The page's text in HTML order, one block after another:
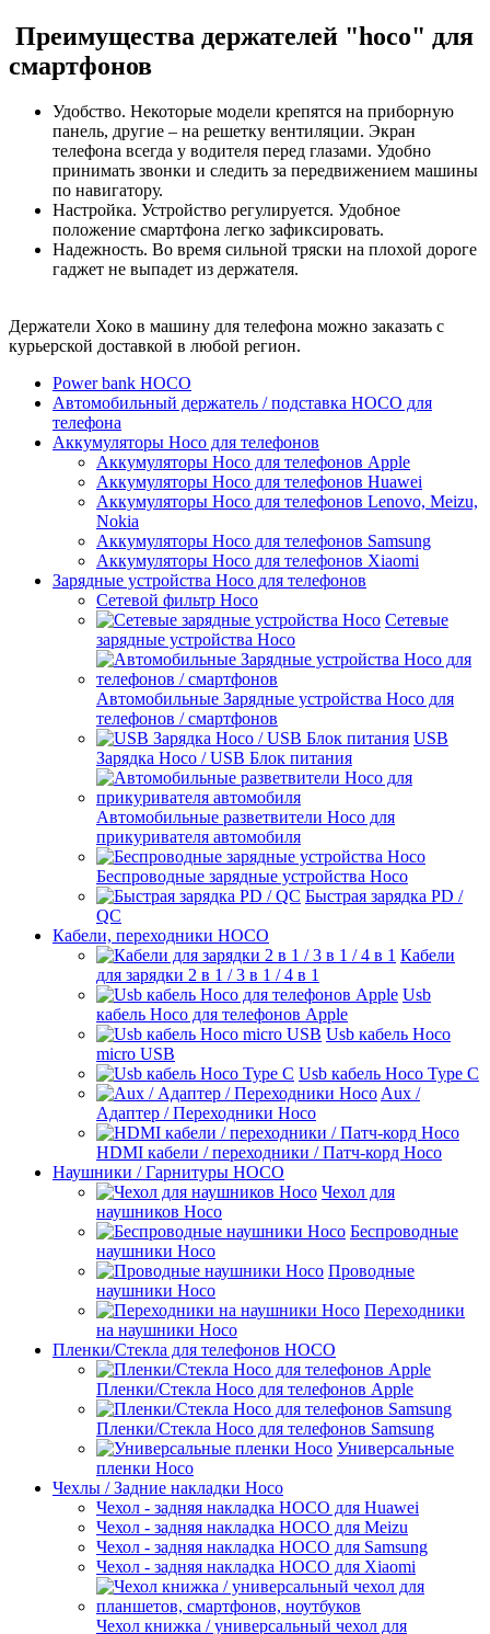
Преимущества держателей "hoco" для
смартфонов
Удобство. Некоторые модели крепятся на приборную
панель, другие – на решетку вентиляции. Экран
телефона всегда у водителя перед глазами. Удобно
принимать звонки и следить за передвижением машины
по навигатору.
Настройка. Устройство регулируется. Удобное
положение смартфона легко зафиксировать.
Надежность. Во время сильной тряски на плохой дороге
гаджет не выпадет из держателя.
Держатели Хоко в машину для телефона можно заказать с
курьерской доставкой в любой регион.
Power bank HOCO
Автомобильный держатель / подставка HOCO для
телефона
Аккумуляторы Hoco для телефонов
Аккумуляторы Hoco для телефонов Apple
Аккумуляторы Hoco для телефонов Huawei
Аккумуляторы Hoco для телефонов Lenovo, Meizu,
Nokia
Аккумуляторы Hoco для телефонов Samsung
Аккумуляторы Hoco для телефонов Xiaomi
Зарядные устройства Hoco для телефонов
Сетевой фильтр Hoco
Сетевые
зарядные устройства Hoco
Автомобильные Зарядные устройства Hoco для
телефонов / смартфонов
USB
Зарядка Hoco / USB Блок питания
Автомобильные разветвители Hoco для
прикуривателя автомобиля
Беспроводные зарядные устройства Hoco
Быстрая зарядка PD /
QC
Кабели, переходники HOCO
Кабели
для зарядки 2 в 1 / 3 в 1 / 4 в 1
Usb
кабель Hoco для телефонов Apple
Usb кабель Hoco
micro USB
Usb кабель Hoco Type C
Aux /
Адаптер / Переходники Hoco
HDMI кабели / переходники / Патч-корд Hoco
Наушники / Гарнитуры HOCO
Чехол для
наушников Hoco
Беспроводные
наушники Hoco
Проводные
наушники Hoco
Переходники
на наушники Hoco
Пленки/Стекла для телефонов HOCO
Пленки/Стекла Hoco для телефонов Apple
Пленки/Стекла Hoco для телефонов Samsung
Универсальные
пленки Hoco
Чехлы / Задние накладки Hoco
Чехол - задняя накладка HOCO для Huawei
Чехол - задняя накладка HOCO для Meizu
Чехол - задняя накладка HOCO для Samsung
Чехол - задняя накладка HOCO для Xiaomi
Чехол книжка / универсальный чехол для